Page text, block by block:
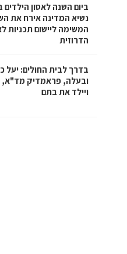
ביום השנה לאסון
נשיא המדינה אירח את
המשימה ליישום תכניות
הדרוזית
בדרך לבית החולים: יעל
ובעלה, פראמדיק מד"א,
ויילד את בתם